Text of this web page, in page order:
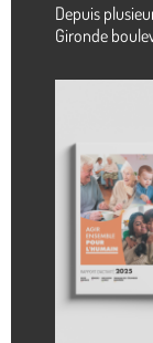
Depuis
Gironde